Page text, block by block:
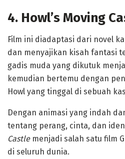
4. Howl’s Moving
Film ini diadaptasi dari novel
dan menyajikan kisah fantasi
gadis muda yang dikutuk
kemudian bertemu dengan
Howl yang tinggal di sebuah
Dengan animasi yang indah
tentang perang, cinta, dan
Castlemenjadi salah satu film
di seluruh dunia.